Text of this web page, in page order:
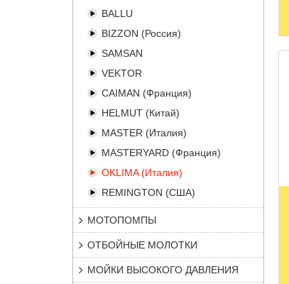
BALLU
BIZZON (Россия)
SAMSAN
VEKTOR
CAIMAN (Франция)
HELMUT (Китай)
MASTER (Италия)
MASTERYARD (Франция)
OKLIMA (Италия)
REMINGTON (США)
МОТОПОМПЫ
ОТБОЙНЫЕ МОЛОТКИ
МОЙКИ ВЫСОКОГО ДАВЛЕНИЯ